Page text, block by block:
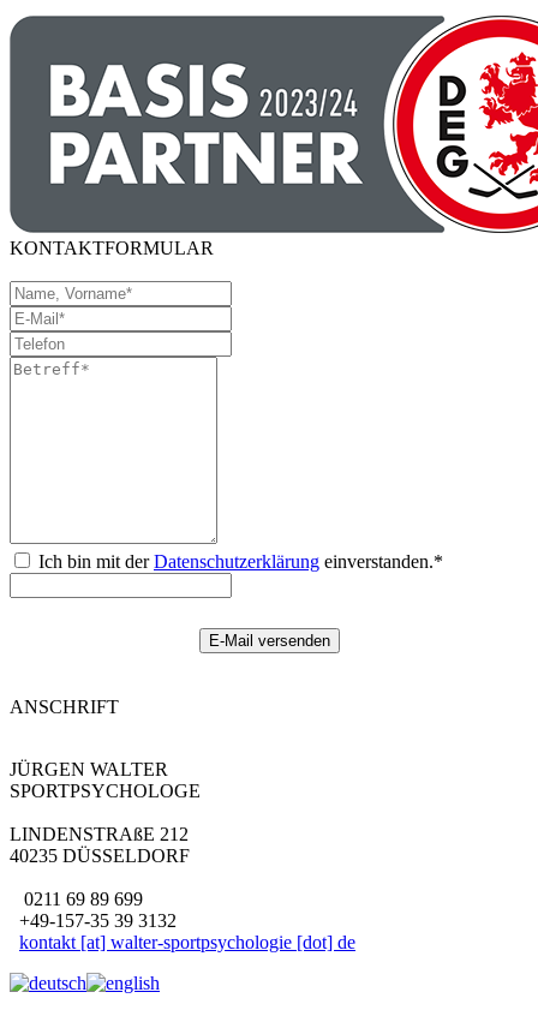
KONTAKTFORMULAR
Ich bin mit derDatenschutzerklärung einverstanden.*
ANSCHRIFT
JÜRGEN WALTER
SPORTPSYCHOLOGE
LINDENSTRAßE 212
40235 DÜSSELDORF
0211 69 89 699
+49-157-35 39 3132
kontakt [at] walter-sportpsychologie [dot] de